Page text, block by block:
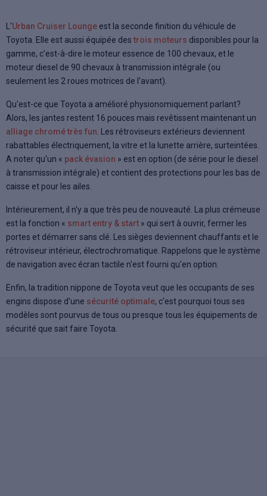
L'Urban Cruiser Lounge est la seconde finition du véhicule de
Toyota. Elle est aussi équipée des trois moteurs disponibles pour la
gamme, c'est-à-dire le moteur essence de 100 chevaux, et le
moteur diesel de 90 chevaux à transmission intégrale (ou
seulement les 2 roues motrices de l'avant).
Qu'est-ce que Toyota a amélioré physionomiquement parlant?
Alors, les jantes restent 16 pouces mais revêtissent maintenant un
alliage chromé très fun. Les rétroviseurs extérieurs deviennent
rabattables électriquement, la vitre et la lunette arrière, surteintées.
A noter qu'un « pack évasion » est en option (de série pour le diesel
à transmission intégrale) et contient des protections pour les bas de
caisse et pour les ailes.
Intérieurement, il n'y a que très peu de nouveauté. La plus crémeuse
est la fonction « smart entry & start » qui sert à ouvrir, fermer les
portes et démarrer sans clé. Les sièges deviennent chauffants et le
rétroviseur intérieur, électrochromatique. Rappelons que le système
de navigation avec écran tactile n'est fourni qu'en option.
Enfin, la tradition nippone de Toyota veut que les occupants de ses
engins dispose d'une sécurité optimale, c'est pourquoi tous ses
modèles sont pourvus de tous ou presque tous les équipements de
sécurité que sait faire Toyota.